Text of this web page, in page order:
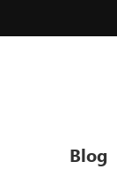
Blog